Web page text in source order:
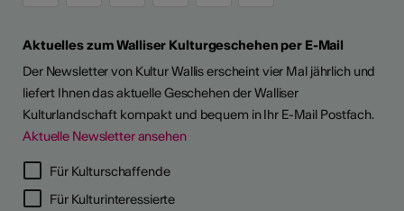
Aktuelles zum Walliser Kulturgeschehen per E-Mail
Der Newsletter von Kultur Wallis erscheint vier Mal jährlich und
liefert Ihnen das aktuelle Geschehen der Walliser
Kulturlandschaft kompakt und bequem in Ihr E-Mail Postfach.
Aktuelle Newsletter ansehen
Für Kulturschaffende
Für Kulturinteressierte